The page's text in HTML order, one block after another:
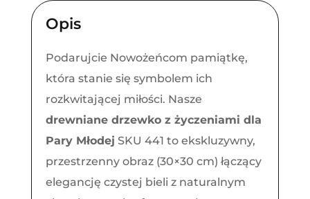
z
Życzeniami
dla
Pary
Młodej
Opis
Podarujcie Nowożeńcom pamiątkę,
która stanie się symbolem ich
rozkwitającej miłości. Nasze
drewniane drzewko z życzeniami dla
Pary Młodej SKU 441 to ekskluzywny,
przestrzenny obraz (30×30 cm) łączący
elegancję czystej bieli z naturalnym